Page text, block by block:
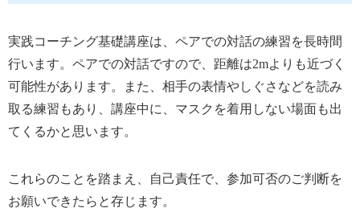
実践コーチング基礎講座は、ペアでの対話の練習を長時間
行います。ペアでの対話ですので、距離は2mよりも近づく
可能性があります。また、相手の表情やしぐさなどを読み
取る練習もあり、講座中に、マスクを着用しない場面も出
てくるかと思います。
これらのことを踏まえ、自己責任で、参加可否のご判断を
お願いできたらと存じます。